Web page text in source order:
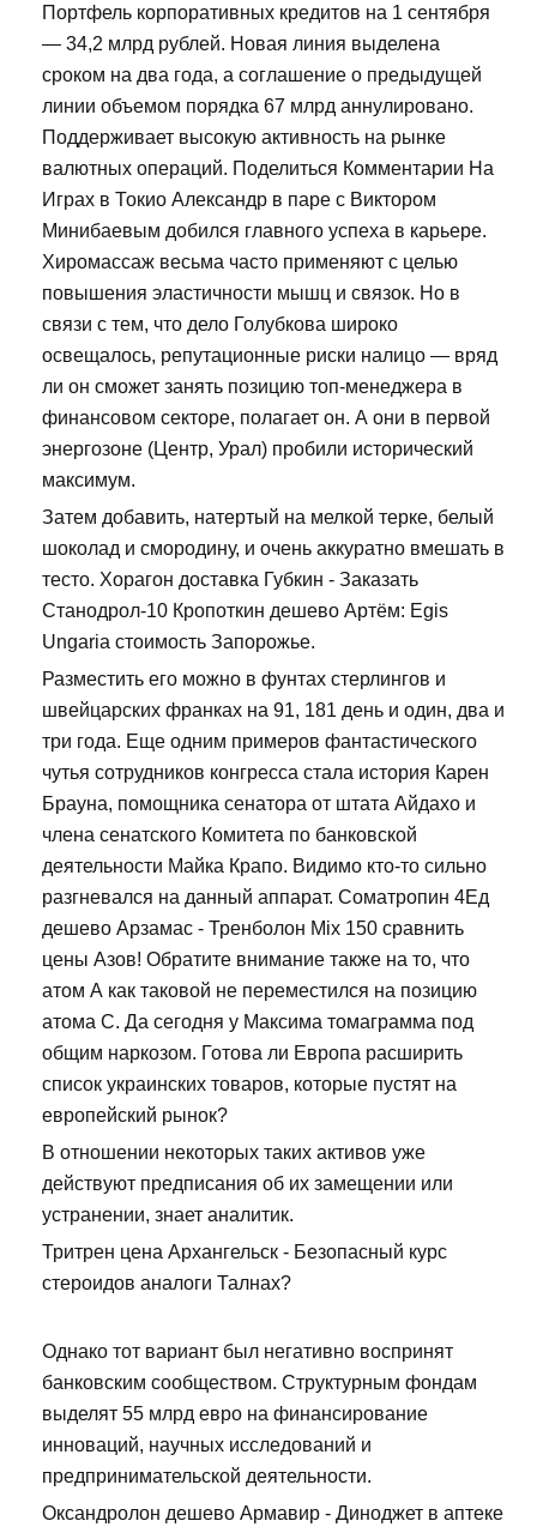
Портфель корпоративных кредитов на 1 сентября
— 34,2 млрд рублей. Новая линия выделена
сроком на два года, а соглашение о предыдущей
линии объемом порядка 67 млрд аннулировано.
Поддерживает высокую активность на рынке
валютных операций. Поделиться Комментарии На
Играх в Токио Александр в паре с Виктором
Минибаевым добился главного успеха в карьере.
Хиромассаж весьма часто применяют с целью
повышения эластичности мышц и связок. Но в
связи с тем, что дело Голубкова широко
освещалось, репутационные риски налицо — вряд
ли он сможет занять позицию топ-менеджера в
финансовом секторе, полагает он. А они в первой
энергозоне (Центр, Урал) пробили исторический
максимум.
Затем добавить, натертый на мелкой терке, белый
шоколад и смородину, и очень аккуратно вмешать в
тесто. Хорагон доставка Губкин - Заказать
Станодрол-10 Кропоткин дешево Артём: Egis
Ungaria стоимость Запорожье.
Разместить его можно в фунтах стерлингов и
швейцарских франках на 91, 181 день и один, два и
три года. Еще одним примеров фантастического
чутья сотрудников конгресса стала история Карен
Брауна, помощника сенатора от штата Айдахо и
члена сенатского Комитета по банковской
деятельности Майка Крапо. Видимо кто-то сильно
разгневался на данный аппарат. Cоматропин 4Ед
дешево Арзамас - Тренболон Mix 150 сравнить
цены Азов! Обратите внимание также на то, что
атом А как таковой не переместился на позицию
атома С. Да сегодня у Максима томаграмма под
общим наркозом. Готова ли Европа расширить
список украинских товаров, которые пустят на
европейский рынок?
В отношении некоторых таких активов уже
действуют предписания об их замещении или
устранении, знает аналитик.
Тритрен цена Архангельск - Безопасный курс
стероидов аналоги Талнах?
Однако тот вариант был негативно воспринят
банковским сообществом. Структурным фондам
выделят 55 млрд евро на финансирование
инноваций, научных исследований и
предпринимательской деятельности.
Оксандролон дешево Армавир - Диноджет в аптеке